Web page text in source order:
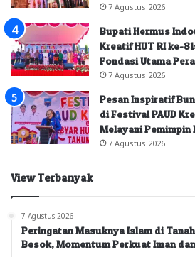
7 Agustus 2026
Bupati Hermus
Kreatif HUT RI ke-
Fondasi Utama
7 Agustus 2026
Pesan Inspiratif
di Festival PAUD
Melayani Pemimpin
7 Agustus 2026
View Terbanyak
7 Agustus 2026
Peringatan Masuknya Islam di
Besok, Momentum Perkuat Iman